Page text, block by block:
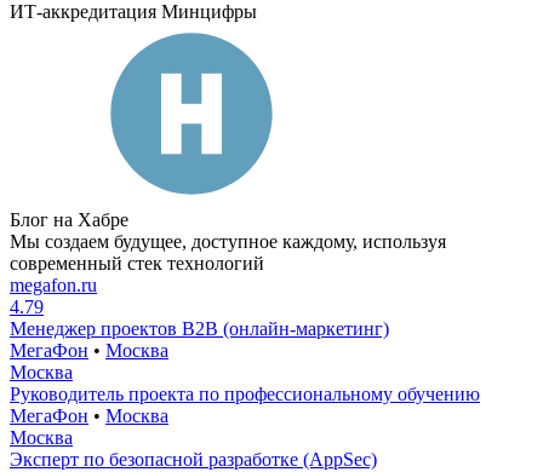
ИТ-аккредитация Минцифры
Блог на Хабре
Мы создаем будущее, доступное каждому, используя
современный стек технологий
megafon.ru
4.79
Менеджер проектов B2B (онлайн-маркетинг)
МегаФон • Москва
Москва
Руководитель проекта по профессиональному обучению
МегаФон • Москва
Москва
Эксперт по безопасной разработке (AppSec)